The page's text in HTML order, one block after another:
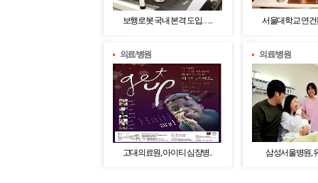
보행로봇 국내 본격 도입….. 서울대학교 연건
의료/병원
고대의료원, 아이티 심장병..
의료/병원
삼성서울병원,